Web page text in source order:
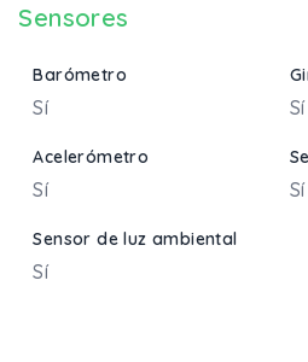
Sensores
Barómetro
Sí Sí
Acelerómetro
Sí Sí
Sensor de luz ambiental
Sí